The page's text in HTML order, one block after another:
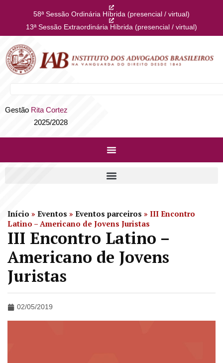
58ª Sessão Ordinária Híbrida (presencial / virtual)
13ª Sessão Extraordinária Híbrida (presencial / virtual)
Gestão Rita Cortez
2025/2028
Início » Eventos » Eventos parceiros » III Encontro
Latino – Americano de Jovens Juristas
III Encontro Latino –
Americano de Jovens
Juristas
02/05/2019